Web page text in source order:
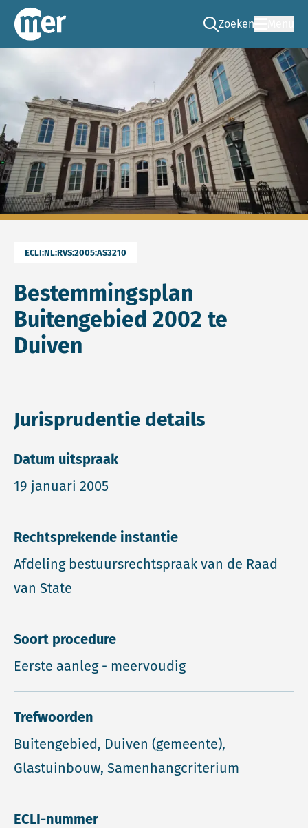
Commissie mer
Zoeken
Ga naar de zoek
ECLI:NL:RVS:2005:AS3210
Bestemmingsplan
Buitengebied 2002 te
Duiven
Jurisprudentie details
Datum uitspraak
19 januari 2005
Rechtsprekende instantie
Afdeling bestuursrechtspraak van de Raad
van State
Soort procedure
Eerste aanleg - meervoudig
Trefwoorden
Buitengebied, Duiven (gemeente),
Glastuinbouw, Samenhangcriterium
ECLI-nummer